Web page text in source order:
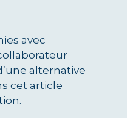
avec
alternative
cet article